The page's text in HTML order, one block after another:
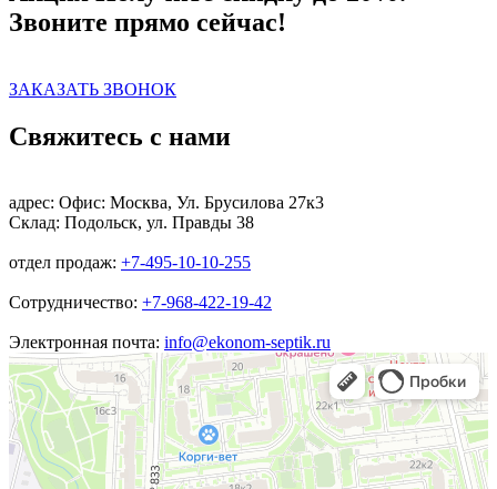
Звоните прямо сейчас!
ЗАКАЗАТЬ ЗВОНОК
Свяжитесь с нами
адрес: Офис: Москва, Ул. Брусилова 27к3
Склад: Подольск, ул. Правды 38
отдел продаж: +7-495-10-10-255
Сотрудничество: +7-968-422-19-42
Электронная почта: info@ekonom-septik.ru